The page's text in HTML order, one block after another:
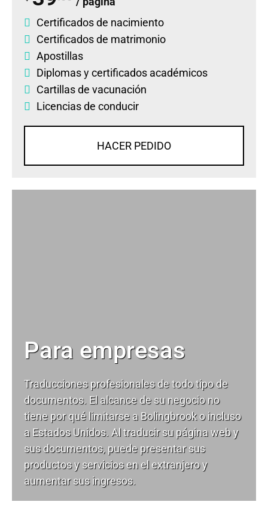
Certificados de nacimiento
Certificados de matrimonio
Apostillas
Diplomasycertificados académicos
Cartillas de vacunación
Licencias de conducir
HACER PEDIDO
Para empresas
Traducciones profesionales de todo tipo de
documentos. El alcance de su negocio no
tiene por qué limitarse a Bolingbrook o incluso
a Estados Unidos. Al traducir su página web y
sus documentos, puede presentar sus
productos y servicios en el extranjero y
aumentar sus ingresos.